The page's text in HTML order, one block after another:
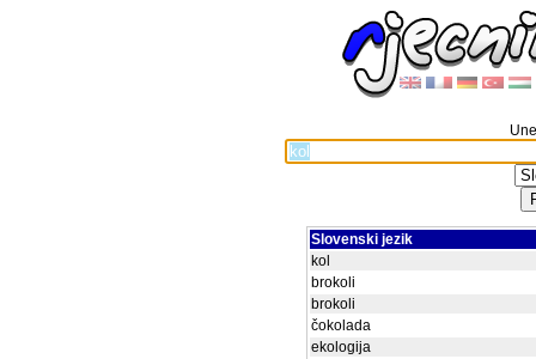
Slovenski jezik
kol
brokoli
brokoli
čokolada
ekologija